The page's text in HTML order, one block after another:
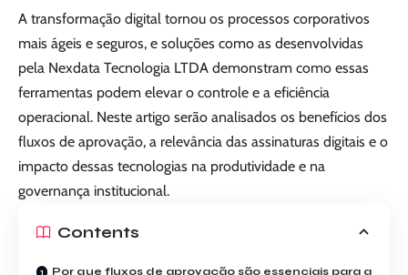
A transformação digital tornou os processos corporativos
mais ágeis e seguros, e soluções como as desenvolvidas
pela Nexdata Tecnologia LTDA demonstram como essas
ferramentas podem elevar o controle e a eficiência
operacional. Neste artigo serão analisados os benefícios dos
fluxos de aprovação, a relevância das assinaturas digitais e o
impacto dessas tecnologias na produtividade e na
governança institucional.
Contents
Por que fluxos de aprovação são essenciais para a